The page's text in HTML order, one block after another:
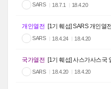
SARS 18.7.1 18.4.20
개인열전 [1기 훼섭] SARS 개인열
SARS 18.4.24 18.4.20
국가열전 [1기 훼섭] 사스가사스국
SARS 18.4.20 18.4.20